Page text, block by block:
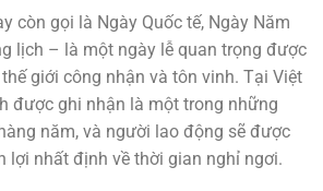
còn gọi là Ngày Quốc tế, Ngày Năm
lịch – là một ngày lễ quan trọng được
giới công nhận và tôn vinh. Tại Việt
được ghi nhận là một trong những
năm, và người lao động sẽ được
lợi nhất định về thời gian nghỉ ngơi.